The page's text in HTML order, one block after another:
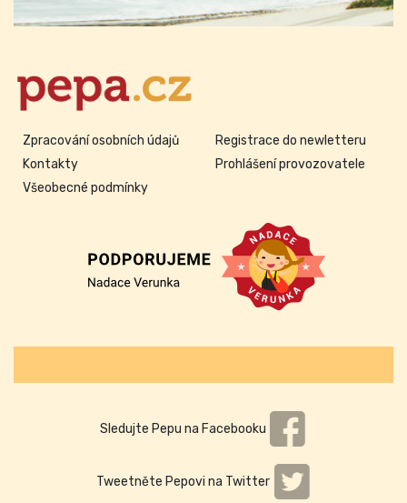
Zpracování osobních údajů
Kontakty
Všeobecné podmínky
Registrace do newletteru
Prohlášení provozovatele
Sledujte Pepu na Facebooku
Tweetněte Pepovi na Twitter